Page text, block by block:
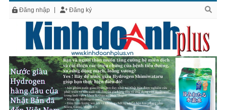
Đăng nhập Đăng ký